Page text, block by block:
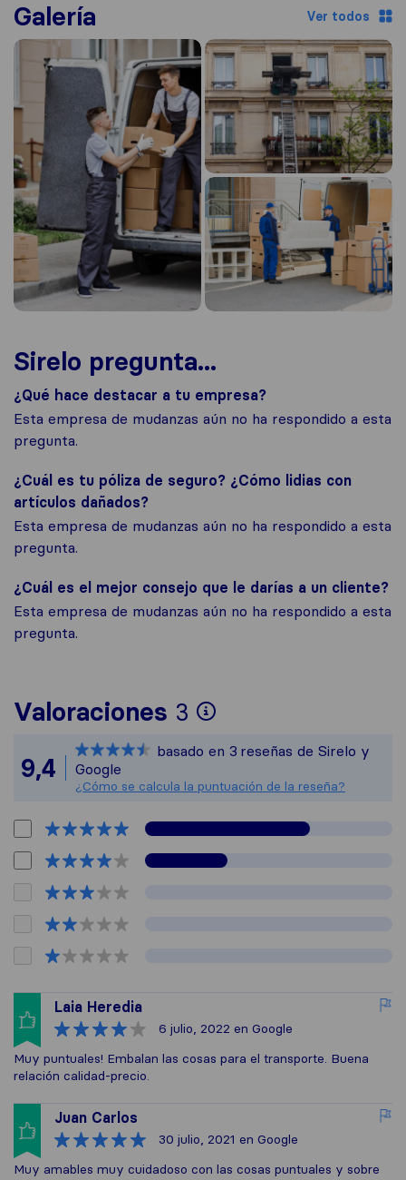
Galería Ver todos
Sirelo pregunta...
¿Qué hace destacar a tu empresa?
Esta empresa de mudanzas aún no ha respondido a esta
pregunta.
¿Cuál es tu póliza de seguro? ¿Cómo lidias con
artículos dañados?
Esta empresa de mudanzas aún no ha respondido a esta
pregunta.
¿Cuál es el mejor consejo que le darías a un cliente?
Esta empresa de mudanzas aún no ha respondido a esta
pregunta.
Valoraciones 3
Para ofrecerte
Todas las
9,4
basado en 3 reseñas de Sirelo y
Google
¿Cómo se calcula la puntuación de la reseña?
Laia Heredia
6 julio, 2022 en Google
Muy puntuales! Embalan las cosas para el transporte. Buena
relación calidad-precio.
Juan Carlos
30 julio, 2021 en Google
Muy amables muy cuidadoso con las cosas puntuales y sobre